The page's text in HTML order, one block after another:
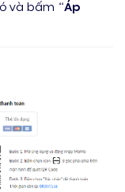
và bấm “Áp